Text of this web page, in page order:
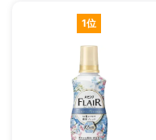
1位